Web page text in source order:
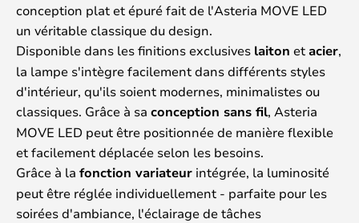
conception plat et épuré fait de l'Asteria MOVE LED
un véritable classique du design.
Disponible dans les finitions exclusives laiton etacier,
la lampe s'intègre facilement dans différents styles
d'intérieur, qu'ils soient modernes, minimalistes ou
classiques. Grâce à sa conception sans fil, Asteria
MOVE LED peut être positionnée de manière flexible
et facilement déplacée selon les besoins.
Grâce à la fonction variateur intégrée, la luminosité
peut être réglée individuellement - parfaite pour les
soirées d'ambiance, l'éclairage de tâches